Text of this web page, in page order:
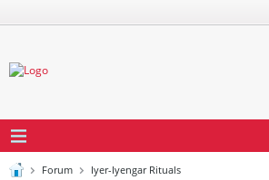
Forum Iyer-Iyengar Rituals